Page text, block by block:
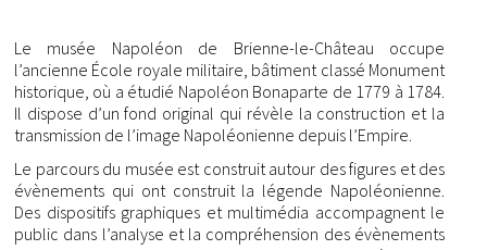
Le musée Napoléon de Brienne-le-Château occupe
l’ancienne École royale militaire, bâtiment classé Monument
historique, où a étudié Napoléon Bonaparte de 1779 à 1784.
Il dispose d’un fond original qui révèle la construction et la
transmission de l’image Napoléonienne depuis l’Empire.
Le parcours du musée est construit autour des figures et des
évènements qui ont construit la légende Napoléonienne.
Des dispositifs graphiques et multimédia accompagnent le
public dans l’analyse et la compréhension des évènements